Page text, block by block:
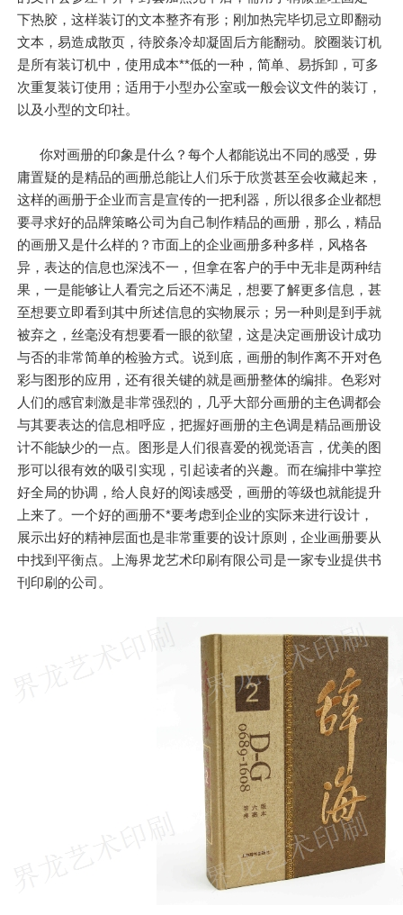
下热胶，这样装订的文本整齐有形；刚加热完毕切忌立即翻动
文本，易造成散页，待胶条冷却凝固后方能翻动。胶圈装订机
是所有装订机中，使用成本**低的一种，简单、易拆卸，可多
次重复装订使用；适用于小型办公室或一般会议文件的装订，
以及小型的文印社。
你对画册的印象是什么？每个人都能说出不同的感受，毋
庸置疑的是精品的画册总能让人们乐于欣赏甚至会收藏起来，
这样的画册于企业而言是宣传的一把利器，所以很多企业都想
要寻求好的品牌策略公司为自己制作精品的画册，那么，精品
的画册又是什么样的？市面上的企业画册多种多样，风格各
异，表达的信息也深浅不一，但拿在客户的手中无非是两种结
果，一是能够让人看完之后还不满足，想要了解更多信息，甚
至想要立即看到其中所述信息的实物展示；另一种则是到手就
被弃之，丝毫没有想要看一眼的欲望，这是决定画册设计成功
与否的非常简单的检验方式。说到底，画册的制作离不开对色
彩与图形的应用，还有很关键的就是画册整体的编排。色彩对
人们的感官刺激是非常强烈的，几乎大部分画册的主色调都会
与其要表达的信息相呼应，把握好画册的主色调是精品画册设
计不能缺少的一点。图形是人们很喜爱的视觉语言，优美的图
形可以很有效的吸引实现，引起读者的兴趣。而在编排中掌控
好全局的协调，给人良好的阅读感受，画册的等级也就能提升
上来了。一个好的画册不*要考虑到企业的实际来进行设计，
展示出好的精神层面也是非常重要的设计原则，企业画册要从
中找到平衡点。上海界龙艺术印刷有限公司是一家专业提供书
刊印刷的公司。